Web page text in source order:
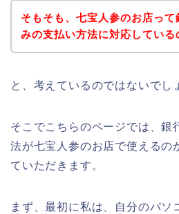
そもそも、七宝人参のお店って
みの支払い方法に対応している
と、考えているのではないでし
そこでこちらのページでは、銀
法が七宝人参のお店で使えるの
ていただきます。
まず、最初に私は、自分のパソ